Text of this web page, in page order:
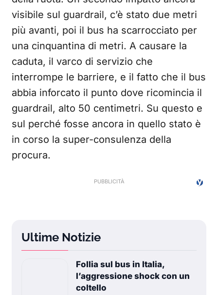
visibile sul guardrail, c’è stato due metri
più avanti, poi il bus ha scarrocciato per
una cinquantina di metri. A causare la
caduta, il varco di servizio che
interrompe le barriere, e il fatto che il bus
abbia inforcato il punto dove ricomincia il
guardrail, alto 50 centimetri. Su questo e
sul perché fosse ancora in quello stato è
in corso la super-consulenza della
procura.
Ultime Notizie
Follia sul bus in Italia,
l’aggressione shock con un
coltello